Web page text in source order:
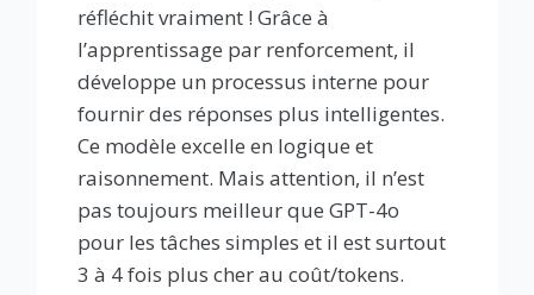
réfléchit vraiment ! Grâce à
l’apprentissage par renforcement, il
développe un processus interne pour
fournir des réponses plus intelligentes.
Ce modèle excelle en logique et
raisonnement. Mais attention, il n’est
pas toujours meilleur que GPT-4o
pour les tâches simples et il est surtout
3 à 4 fois plus cher au coût/tokens.